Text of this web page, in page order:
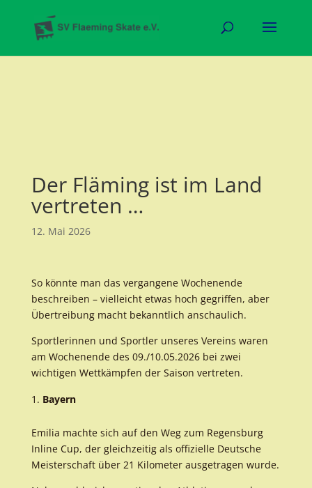
Der Fläming ist im Land
vertreten …
12. Mai 2026
So könnte man das vergangene Wochenende
beschreiben – vielleicht etwas hoch gegriffen, aber
Übertreibung macht bekanntlich anschaulich.
Sportlerinnen und Sportler unseres Vereins waren
am Wochenende des 09./10.05.2026 bei zwei
wichtigen Wettkämpfen der Saison vertreten.
Bayern
Emilia machte sich auf den Weg zum Regensburg
Inline Cup, der gleichzeitig als offizielle Deutsche
Meisterschaft über 21 Kilometer ausgetragen wurde.